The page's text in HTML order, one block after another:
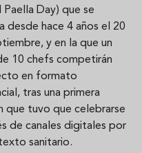
Paella Day) que se
desde hace 4 años el 20
y en la que un
10 chefs competirán
en formato
tras una primera
que tuvo que celebrarse
de canales digitales por
sanitario.